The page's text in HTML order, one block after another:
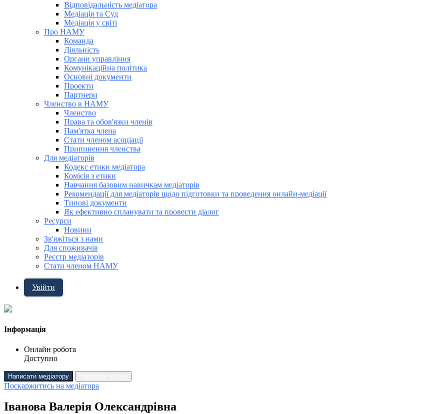
Відповідальність медіатора
Медіація та Суд
Медіація у світі
Про НАМУ
Команда
Діяльність
Органи управління
Комунікаційна політика
Основні документи
Проекти
Партнери
Членство в НАМУ
Членство
Права та обов'язки членів
Пам'ятка члена
Стати членом асоціації
Припинення членства
Для медіаторів
Кодекс етики медіатора
Комісія з етики
Навчання базовим навичкам медіаторів
Рекомендації для медіаторів щодо підготовки та проведення онлайн-медіації
Типові документи
Як ефективно спланувати та провести діалог
Ресурси
Новини
Зв'яжіться з нами
Для споживачів
Реєстр медіаторів
Стати членом НАМУ
Увійти
Інформація
Онлайн робота
Доступно
Написати медіатору
Поскаржитись на медіатора
Іванова Валерія Олександрівна